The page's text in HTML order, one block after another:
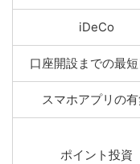
iDeCo
口座開設までの最
スマホアプリの
ポイント投資